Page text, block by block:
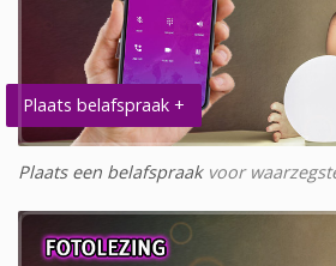
Plaats belafspraak +
Plaats een belafspraakvoor